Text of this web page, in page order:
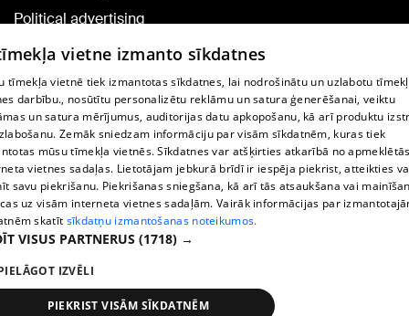
Political advertising
Cookie policy
Commenting terms
TV program
Contract rules
360 Ziņu kontakti
Helio Media
Vortal assistance service: e-mail -
All rights reserved.
vietne izmanto sīkdatnes
tīmekļa vietnē tiek izmantotas sīkdatnes, lai nodrošinātu un uzlabotu
darbību., nosūtītu personalizētu reklāmu un satura ģenerēšanai, veiktu
un satura mērījumus, auditorijas datu apkopošanu, kā arī produktu
Zemāk sniedzam informāciju par visām sīkdatnēm, kuras tiek
mūsu tīmekļa vietnēs. Sīkdatnes var atšķirties atkarībā no
vietnes sadaļas. Lietotājam jebkurā brīdī ir iespēja piekrist, atteikties
savu piekrišanu. Piekrišanas sniegšana, kā arī tās atsaukšana vai
uz visām interneta vietnes sadaļām. Vairāk informācijas par
skatīt sīkdatņu izmantošanas noteikumos.
VISUS PARTNERUS (1718) →
IZVĒLI
PIEKRIST VISĀM SĪKDATNĒM